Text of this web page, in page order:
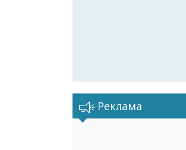
Реклама